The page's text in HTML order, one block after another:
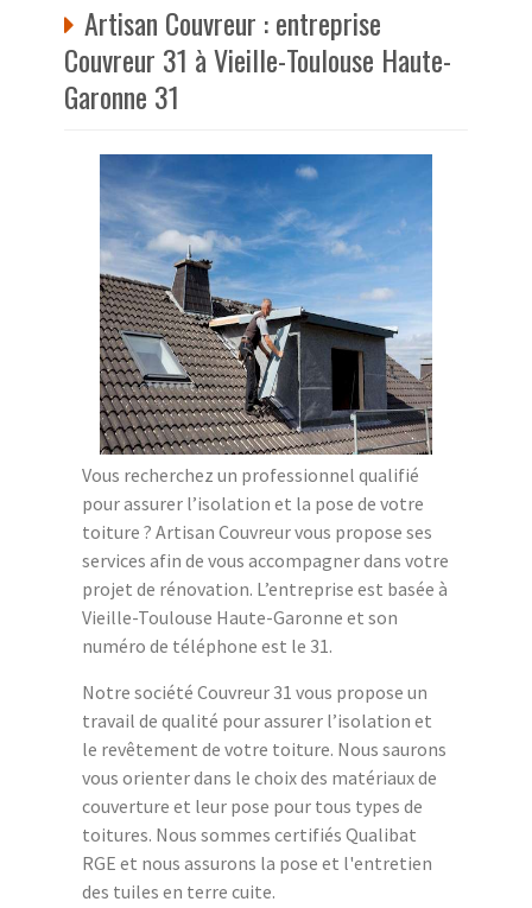
Artisan Couvreur : entreprise
Couvreur 31 à Vieille-Toulouse Haute-
Garonne 31
Vous recherchez un professionnel qualifié
pour assurer l’isolation et la pose de votre
toiture ? Artisan Couvreur vous propose ses
services afin de vous accompagner dans votre
projet de rénovation. L’entreprise est basée à
Vieille-Toulouse Haute-Garonne et son
numéro de téléphone est le 31.
Notre société Couvreur 31 vous propose un
travail de qualité pour assurer l’isolation et
le revêtement de votre toiture. Nous saurons
vous orienter dans le choix des matériaux de
couverture et leur pose pour tous types de
toitures. Nous sommes certifiés Qualibat
RGE et nous assurons la pose et l'entretien
des tuiles en terre cuite.